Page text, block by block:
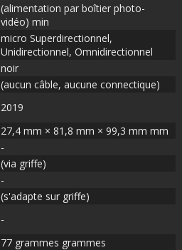
(alimentation par boîtier photo-
vidéo) min
micro Superdirectionnel,
Unidirectionnel, Omnidirectionnel
noir
(aucun câble, aucune connectique)
2019
27,4 mm × 81,8 mm × 99,3 mm mm
-
(via griffe)
-
(s'adapte sur griffe)
-
77 grammes grammes